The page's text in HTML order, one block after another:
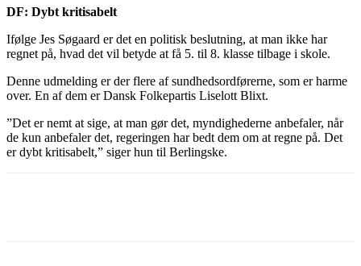
DF: Dybt kritisabelt
Ifølge Jes Søgaard er det en politisk beslutning, at man ikke har
regnet på, hvad det vil betyde at få 5. til 8. klasse tilbage i skole.
Denne udmelding er der flere af sundhedsordførerne, som er harme
over. En af dem er Dansk Folkepartis Liselott Blixt.
”Det er nemt at sige, at man gør det, myndighederne anbefaler, når
de kun anbefaler det, regeringen har bedt dem om at regne på. Det
er dybt kritisabelt,” siger hun til Berlingske.